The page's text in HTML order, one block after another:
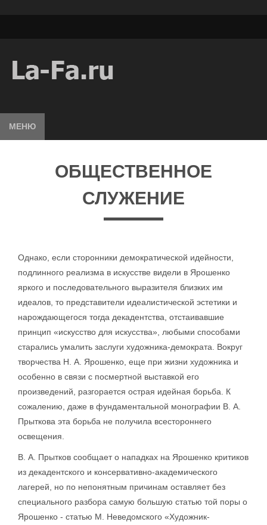
МЕНЮ
ОБЩЕСТВЕННОЕ
СЛУЖЕНИЕ
Однако, если сторонники демократической идейности,
подлинного реализма в искусстве видели в Ярошенко
яркого и последовательного выразителя близких им
идеалов, то представители идеалистической эстетики и
нарождающегося тогда декадентства, отстаивавшие
принцип «искусство для искусства», любыми способами
старались умалить заслуги художника-демократа. Вокруг
творчества Н. А. Ярошенко, еще при жизни художника и
особенно в связи с посмертной выставкой его
произведений, разгорается острая идейная борьба. К
сожалению, даже в фундаментальной монографии В. А.
Прыткова эта борьба не получила всестороннего
освещения.
В. А. Прытков сообщает о нападках на Ярошенко критиков
из декадентского и консервативно-академического
лагерей, но по непонятным причинам оставляет без
специального разбора самую большую статью той поры о
Ярошенко - статью М. Неведомского «Художник-